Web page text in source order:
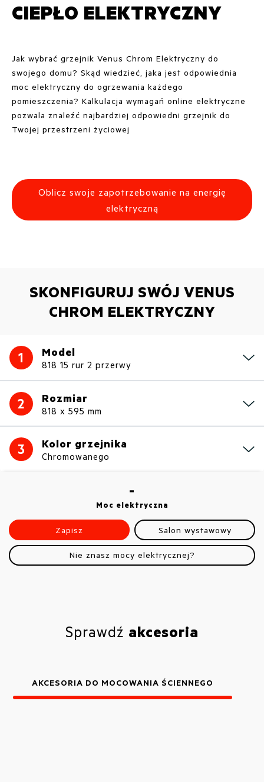
CIEPŁO ELEKTRYCZNY
Jak wybrać grzejnik Venus Chrom Elektryczny do
swojego domu? Skąd wiedzieć, jaka jest odpowiednia
moc elektryczny do ogrzewania każdego
pomieszczenia? Kalkulacja wymagań online elektryczne
pozwala znaleźć najbardziej odpowiedni grzejnik do
Twojej przestrzeni życiowej
Oblicz swoje zapotrzebowanie na energię
elektryczną
SKONFIGURUJ SWÓJ VENUS
CHROM ELEKTRYCZNY
1 Model
818 15 rur 2 przerwy
2 Rozmiar
818 x 595 mm
3 Kolor grzejnika
Chromowanego
-
Moc elektryczna
Zapisz Salon wystawowy
Nie znasz mocy elektrycznej?
Sprawdź akcesoria
AKCESORIA DO MOCOWANIA ŚCIENNEGO